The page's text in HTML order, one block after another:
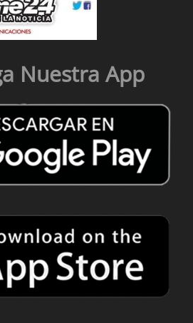
Nuestra App